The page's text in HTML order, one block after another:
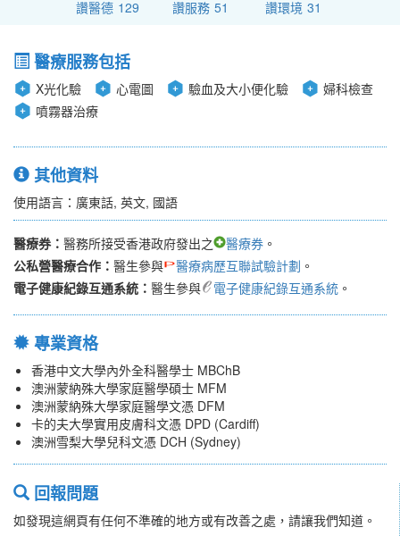
讚醫德 129 讚服務 51 讚環境 31
醫療服務包括
X光化驗 心電圖 驗血及大小便化驗
婦科檢查
噴霧器治療
其他資料
使用語言：廣東話, 英文, 國語
醫療券： 醫務所接受香港政府發出之 醫療券 。
公私營醫療合作： 醫生參與 醫療病歷互聯試驗計劃 。
電子健康紀錄互通系統： 醫生參與 電子健康紀錄互通系統 。
專業資格
香港中文大學內外全科醫學士 MBChB
澳洲蒙納殊大學家庭醫學碩士 MFM
澳洲蒙納殊大學家庭醫學文憑 DFM
卡的夫大學實用皮膚科文憑 DPD (Cardiff)
澳洲雪梨大學兒科文憑 DCH (Sydney)
回報問題
如發現這網頁有任何不準確的地方或有改善之處，請讓我們知道。